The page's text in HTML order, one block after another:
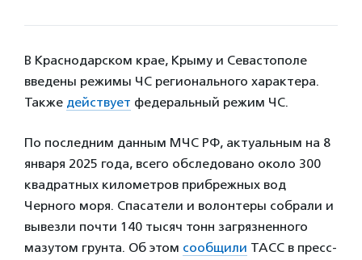
В Краснодарском крае, Крыму и Севастополе
введены режимы ЧС регионального характера.
Также действует федеральный режим ЧС.
По последним данным МЧС РФ, актуальным на 8
января 2025 года, всего обследовано около 300
квадратных километров прибрежных вод
Черного моря. Cпасатели и волонтеры собрали и
вывезли почти 140 тысяч тонн загрязненного
мазутом грунта. Об этом сообщили ТАСС в пресс-